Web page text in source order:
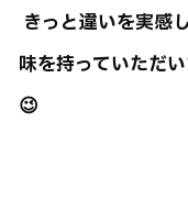
きっと違いを実感
味を持っていただ
😉